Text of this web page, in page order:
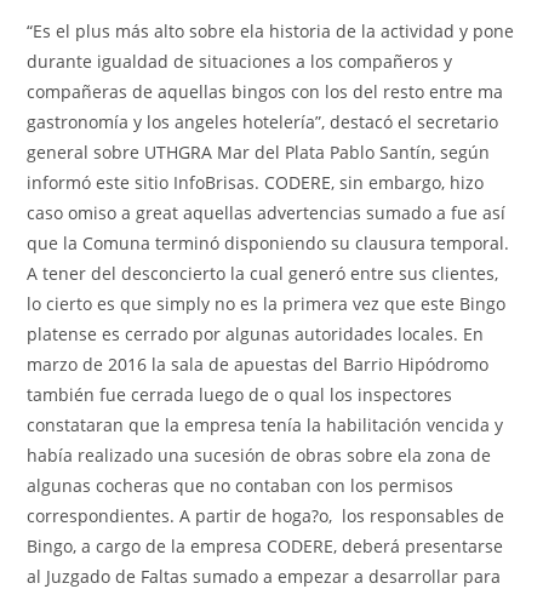
“Es el plus más alto sobre ela historia de la actividad y pone
durante igualdad de situaciones a los compañeros y
compañeras de aquellas bingos con los del resto entre ma
gastronomía y los angeles hotelería”, destacó el secretario
general sobre UTHGRA Mar del Plata Pablo Santín, según
informó este sitio InfoBrisas. CODERE, sin embargo, hizo
caso omiso a great aquellas advertencias sumado a fue así
que la Comuna terminó disponiendo su clausura temporal.
A tener del desconcierto la cual generó entre sus clientes,
lo cierto es que simply no es la primera vez que este Bingo
platense es cerrado por algunas autoridades locales. En
marzo de 2016 la sala de apuestas del Barrio Hipódromo
también fue cerrada luego de o qual los inspectores
constataran que la empresa tenía la habilitación vencida y
había realizado una sucesión de obras sobre ela zona de
algunas cocheras que no contaban con los permisos
correspondientes. A partir de hoga?o, los responsables de
Bingo, a cargo de la empresa CODERE, deberá presentarse
al Juzgado de Faltas sumado a empezar a desarrollar para